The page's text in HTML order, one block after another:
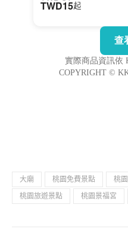
大廟 桃園免費景點 桃
桃園旅遊景點
桃園景福宮